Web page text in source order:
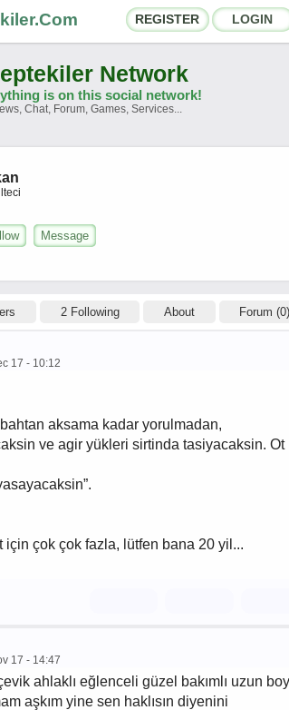
REGISTER LOGIN
Social Shares
Türkçe - English
Ceptekiler.Com - v2025.01
Network
is on this social network!
Chat, Forum, Games, Services...
Message
2 Following About Forum
17 - 10:12
aksama kadar yorulmadan,
ve agir yükleri sirtinda tasiyacaksin. Ot
için çok çok fazla, lütfen bana 20 yil...
17 - 14:47
ahlaklı eğlenceli güzel bakımlı uzun
aşkım yine sen haklısın diyenini